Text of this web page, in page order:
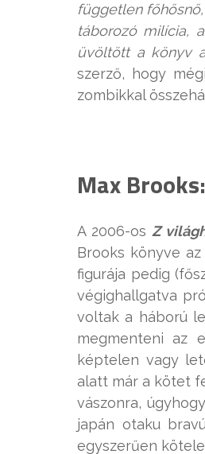
független
táborozó milícia,
üvöltött a könyv
szerző, hogy
zombikkal
Max
A 2006-osZ
Brooks könyve
figurája pedig
végighallgatva
voltak a háború
megmenteni az
képtelen vagy
alatt már a kötet
vászonra,
japán otaku
egyszerűen